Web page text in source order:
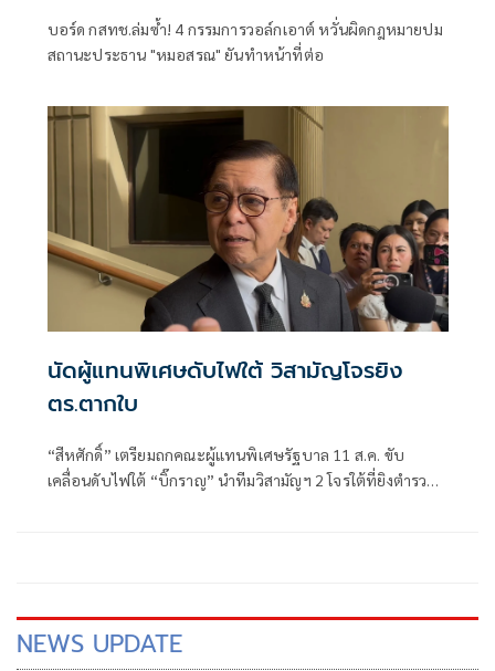
บอร์ด กสทช.ล่มซ้ำ! 4 กรรมการวอล์กเอาต์ หวั่นผิดกฎหมายปม
สถานะประธาน "หมอสรณ" ยันทำหน้าที่ต่อ
นัดผู้แทนพิเศษดับไฟใต้ วิสามัญโจรยิง
ตร.ตากใบ
“สีหศักดิ์”​ เตรียมถกคณะผู้แทน​พิเศษรัฐบาล​ 11 ส.ค. ขับ
เคลื่อนดับไฟใต้​ “บิ๊กราญ” นำทีมวิสามัญฯ 2 โจรใต้ที่ยิงตำรวจ
NEWS UPDATE